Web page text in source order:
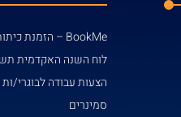
BookMe – הזמנת כיתות וחדרי ישיבות
לוח השנה האקדמית
הצעות עבודה לבוגרי/
סמינרים